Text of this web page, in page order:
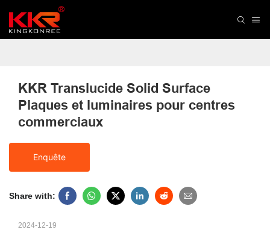
KKR Translucide Solid Surface
Plaques et luminaires pour centres
commerciaux
Enquête
Share with:
2024-12-19